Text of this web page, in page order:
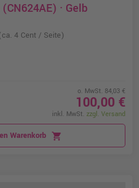
· Gelb
4 Cent / Seite)
o. MwSt. 84,03 €
100,00 €
inkl. MwSt. zzgl. Versand
Warenkorb shopping_cart